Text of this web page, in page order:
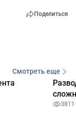
Поделиться
Смотреть еще
3811